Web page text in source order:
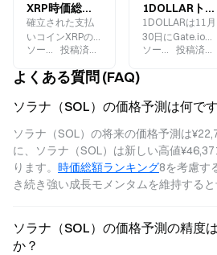
XRP時価総額はかつてSOLを上回ったことがありましたが、何が起こったのでしょうか？
確立された支払
いコインXRPの
反撃の上昇の論
ソース Gate.blog
投稿済み 2024-12-05
1DOLLARトークン：SOLエコーズ上のミームトークン $1ビットコイン提案の反響
1DOLLARは11月
30日にGate.ioの
現物取引エリア
て詳しくはクリ
い。
ソース Gate.blog
投稿済み
よくある質問 (FAQ)
ソラナ（SOL）の価格予測は何で
ソラナ（SOL）の将来の価格予測は
に、ソラナ（SOL）は新しい高値
ります。 時価総額ランキング8を考慮す
き続き強い成長モメンタムを維持すると
ソラナ（SOL）の価格予測の精度
か？